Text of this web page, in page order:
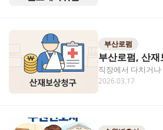
부산로펌
부산로펌, 산
직장에서 다치거
고 계신가요? 전문
2026.03.17